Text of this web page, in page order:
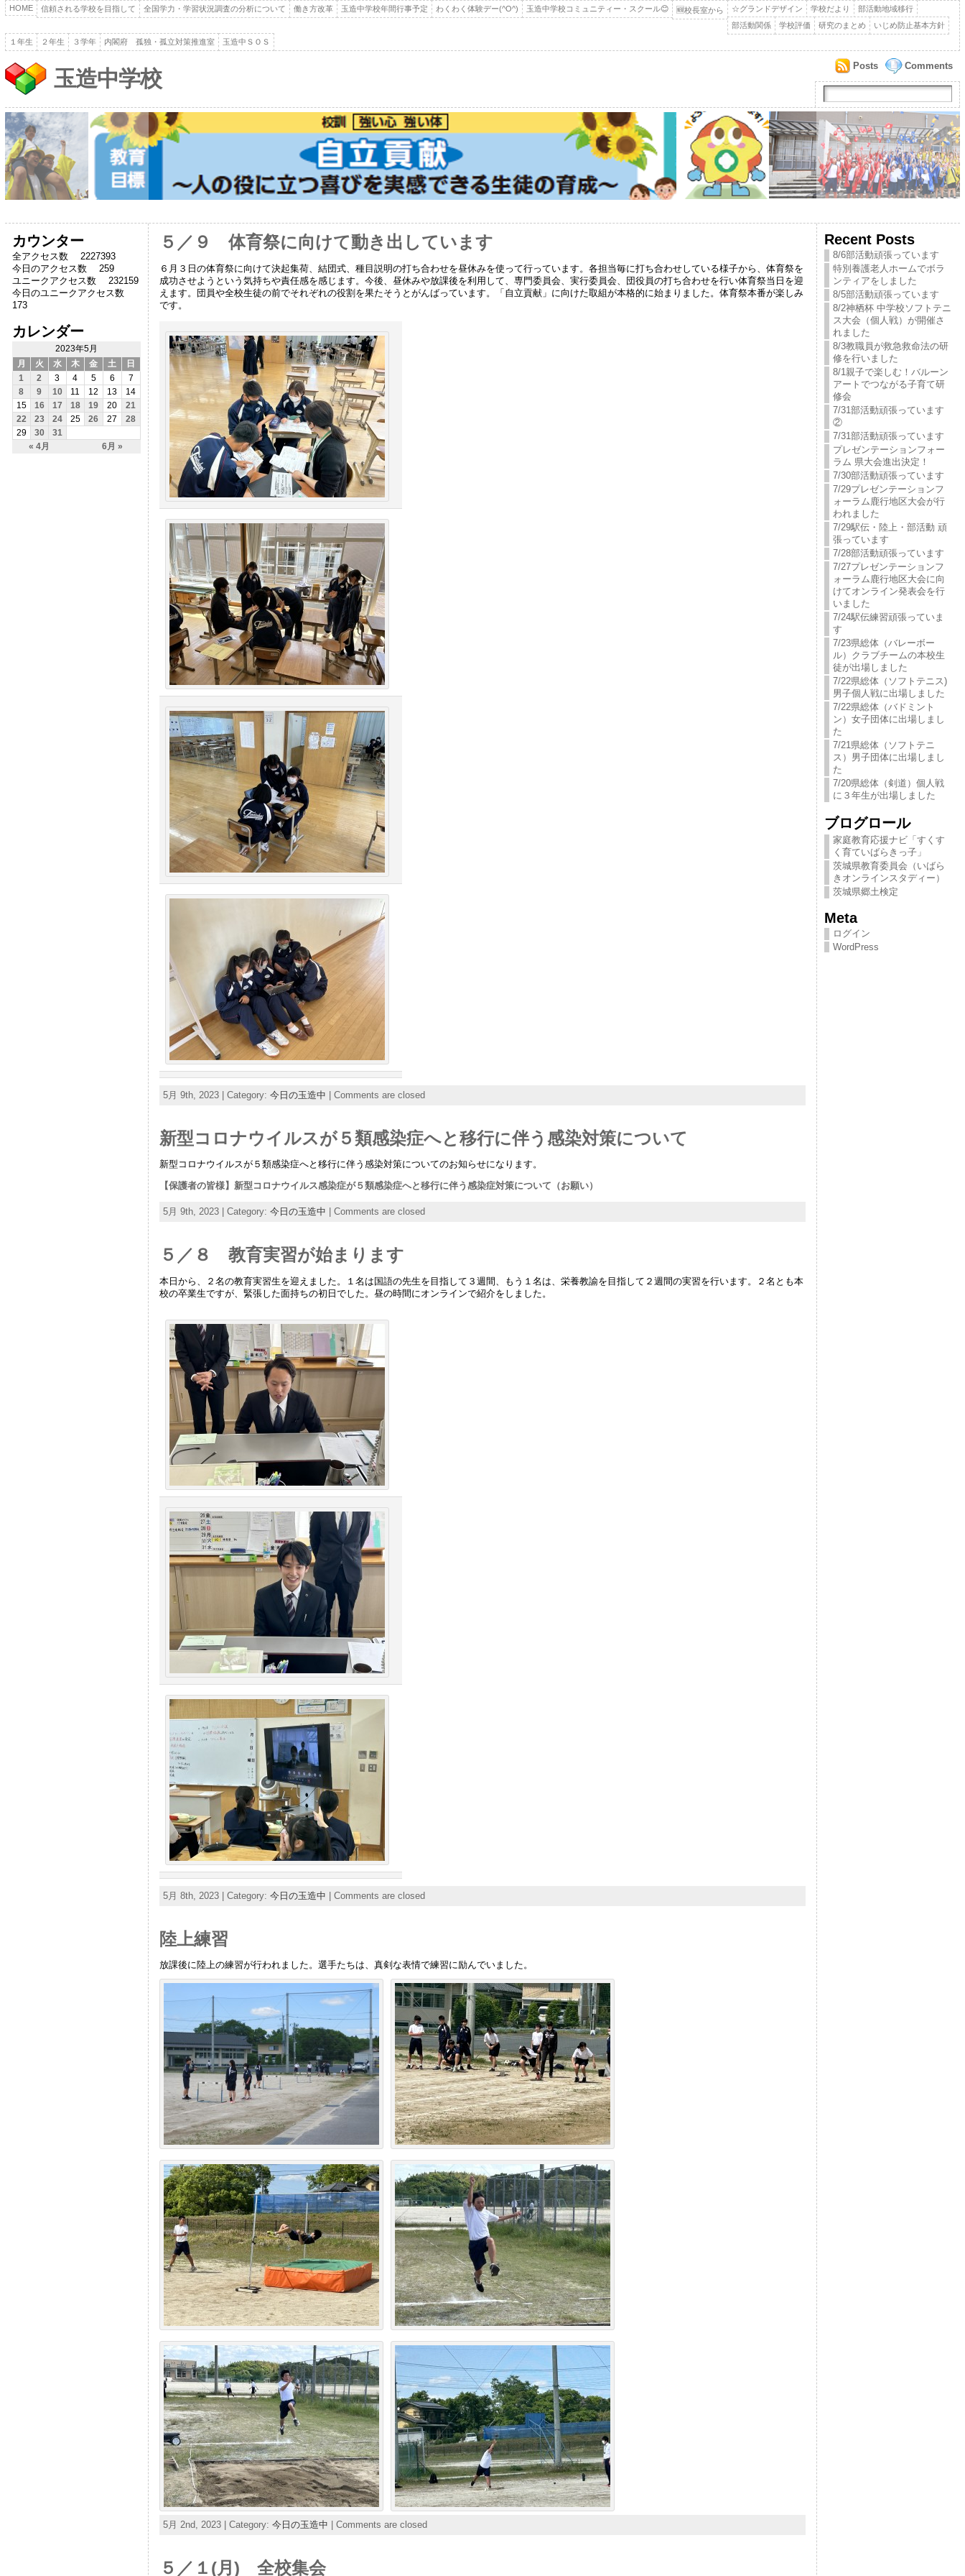
HOME 信頼される学校を目指して 全国学力・学習状況調査の分析について 働き方改革 玉造中学校年間行事予定 わくわく体験デー(^O^) 玉造中学校コミュニティー・スクール😊 🆕校長室から ☆グランドデザイン 学校だより
部活動地域移行
部活動関係
学校評価 研究のまとめ
いじめ防止基本方針
１年生
２年生 ３学年 内閣府 孤独・孤立対策推進室 玉造中ＳＯＳ
玉造中学校
Comments
Posts
カウンター
全アクセス数 2227393
今日のアクセス数 259
ユニークアクセス数 232159
今日のユニークアクセス数
173
カレンダー
2023年5月
月
火 水 木 金 土 日
« 4月 6月 »
1 2 3 4 5 6
7
8
9 10 11 12 13
14
15
16 17 18 19 20
21
22
23 24 25 26 27
28
29
30 31
５／９ 体育祭に向けて動き出しています
６月３日の体育祭に向けて決起集荷、結団式、種目説明の打ち合わせを昼休みを使って行っています。各担当毎に打ち合わせしている様子から、体育祭を
成功させようという気持ちや責任感を感じます。今後、昼休みや放課後を利用して、専門委員会、実行委員会、団役員の打ち合わせを行い体育祭当日を迎
えます。団員や全校生徒の前でそれぞれの役割を果たそうとがんばっています。「自立貢献」に向けた取組が本格的に始まりました。体育祭本番が楽しみ
です。
5月 9th, 2023 | Category: 今日の玉造中 | Comments are closed
新型コロナウイルスが５類感染症へと移行に伴う感染対策について
新型コロナウイルスが５類感染症へと移行に伴う感染対策についてのお知らせになります。
【保護者の皆様】新型コロナウイルス感染症が５類感染症へと移行に伴う感染症対策について（お願い）
5月 9th, 2023 | Category: 今日の玉造中 Comments are closed
５／８ 教育実習が始まります
本日から、２名の教育実習生を迎えました。１名は国語の先生を目指して３週間、もう１名は、栄養教諭を目指して２週間の実習を行います。２名とも本
校の卒業生ですが、緊張した面持ちの初日でした。昼の時間にオンラインで紹介をしました。
5月 8th, 2023 | Category: 今日の玉造中 | Comments are closed
陸上練習
放課後に陸上の練習が行われました。選手たちは、真剣な表情で練習に励んでいました。
5月 2nd, 2023 | Category: 今日の玉造中 Comments are closed
５／１(月) 全校集会
Recent Posts
8/6部活動頑張っています
特別養護老人ホームでボラ
ンティアをしました
8/5部活動頑張っています
8/2神栖杯 中学校ソフトテニ
ス大会（個人戦）が開催さ
れました
8/3教職員が救急救命法の研
修を行いました
8/1親子で楽しむ！バルーン
アートでつながる子育て研
修会
7/31部活動頑張っています
②
7/31部活動頑張っています
プレゼンテーションフォー
ラム 県大会進出決定！
7/30部活動頑張っています
7/29プレゼンテーションフ
ォーラム鹿行地区大会が行
われました
7/29駅伝・陸上・部活動 頑
張っています
7/28部活動頑張っています
7/27プレゼンテーションフ
ォーラム鹿行地区大会に向
けてオンライン発表会を行
いました
7/24駅伝練習頑張っていま
す
7/23県総体（バレーボー
ル）クラブチームの本校生
徒が出場しました
7/22県総体（ソフトテニス)
男子個人戦に出場しました
7/22県総体（バドミント
ン）女子団体に出場しまし
た
7/21県総体（ソフトテニ
ス）男子団体に出場しまし
た
7/20県総体（剣道）個人戦
に３年生が出場しました
ブログロール
家庭教育応援ナビ「すくす
く育ていばらきっ​子」
茨城県教育委員会（いばら
きオンラインスタディー）
茨城県郷土検定
Meta
ログイン
WordPress